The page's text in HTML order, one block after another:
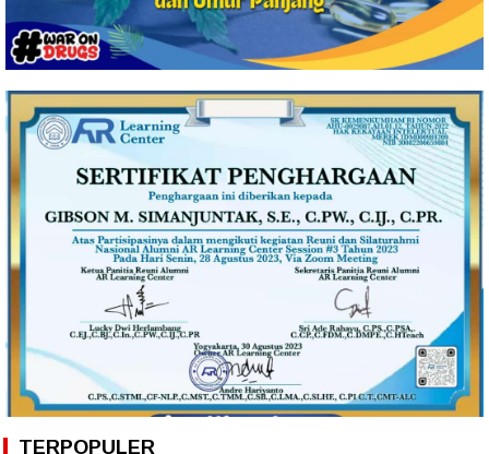
TERPOPULER